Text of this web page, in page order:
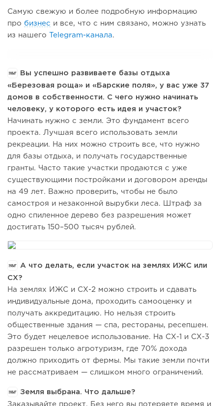
Самую свежую и более подробную информацию
про бизнес и все, что с ним связано, можно узнать
из нашего
Telegram-канала.
Вы успешно развиваете базы отдыха
«Березовая роща» и «Барские поля», у вас уже 37
домов в собственности. С чего нужно начинать
человеку, у которого есть идея и участок?
Начинать нужно с земли. Это фундамент всего
проекта. Лучшая всего использовать земли
рекреации. На них можно строить все, что нужно
для базы отдыха, и получать государственные
гранты. Часто такие участки продаются с уже
существующими постройками и договором аренды
на 49 лет. Важно проверить, чтобы не было
самостроя и незаконной вырубки леса. Штраф за
одно спиленное дерево без разрешения может
достигать 150–500 тысяч рублей.
А что делать, если участок на землях ИЖС или
СХ?
На землях ИЖС и СХ-2 можно строить и сдавать
индивидуальные дома, проходить самооценку и
получать аккредитацию. Но нельзя строить
общественные здания — спа, рестораны, ресепшен.
Это будет нецелевое использование. На СХ-1 и СХ-3
разрешен только агротуризм, где 70% дохода
должно приходить от фермы. Мы такие земли почти
не рассматриваем — слишком много ограничений.
Земля выбрана. Что дальше?
Заказывайте проект. Без него вы потеряете время и